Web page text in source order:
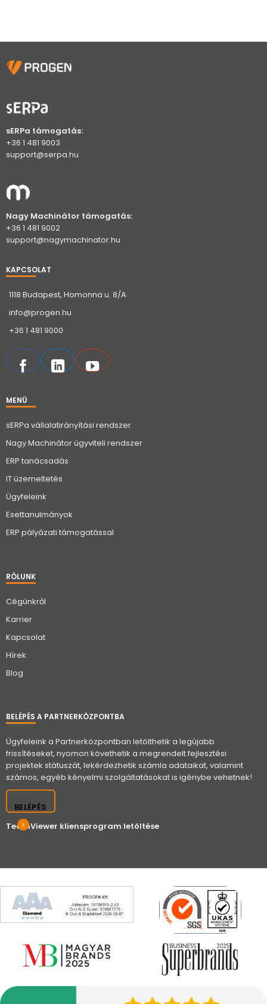
sERPa támogatás:
+36 1 481 9003
support@serpa.hu
Nagy Machinátor támogatás:
+36 1 481 9002
support@nagymachinator.hu
KAPCSOLAT
1118 Budapest, Homonna u. 8/A
info@progen.hu
+36 1 481 9000
MENÜ
sERPa vállalatirányítási rendszer
Nagy Machinátor ügyviteli rendszer
ERP tanácsadás
IT üzemeltetés
Ügyfeleink
Esettanulmányok
ERP pályázati támogatással
RÓLUNK
Cégünkről
Karrier
Kapcsolat
Hírek
Blog
BELÉPÉS A PARTNERKÖZPONTBA
Ügyfeleink a Partnerközpontban letölthetik a legújabb
frissítéseket, nyomon követhetik a megrendelt fejlesztési
projektek státuszát, lekérdezhetik számla adataikat, valamint
számos, egyéb kényelmi szolgáltatásokat is igénybe vehetnek!
BELÉPÉS
TeamViewer kliensprogram letöltése